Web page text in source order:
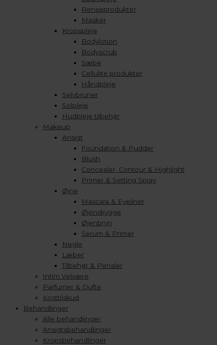
Renseprodukter
Masker
Kropspleje
Bodylotion
Bodyscrub
Sæbe
Cellulite produkter
Håndpleje
Selvbruner
Solpleje
Hudpleje tilbehør
Makeup
Ansigt
Foundation & Pudder
Blush
Concealer, Contour & Highlight
Primer & Setting Spray
Øjne
Mascara & Eyeliner
Øjenskygge
Øjenbryn
Serum & Primer
Negle
Læber
Tilbehør & Pensler
Intim Velvære
Parfumer & Dufte
Kosttilskud
Behandlinger
Alle behandlinger
Ansigtsbehandlinger
Kropsbehandlinger